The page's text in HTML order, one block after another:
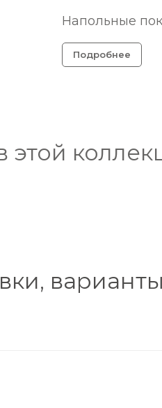
Напольные
Подробнее
этой